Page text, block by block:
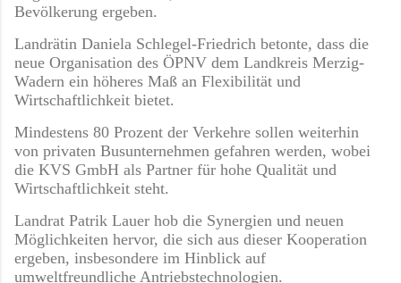
Bevölkerung ergeben.
Landrätin Daniela Schlegel-Friedrich betonte, dass die
neue Organisation des ÖPNV dem Landkreis Merzig-
Wadern ein höheres Maß an Flexibilität und
Wirtschaftlichkeit bietet.
Mindestens 80 Prozent der Verkehre sollen weiterhin
von privaten Busunternehmen gefahren werden, wobei
die KVS GmbH als Partner für hohe Qualität und
Wirtschaftlichkeit steht.
Landrat Patrik Lauer hob die Synergien und neuen
Möglichkeiten hervor, die sich aus dieser Kooperation
ergeben, insbesondere im Hinblick auf
umweltfreundliche Antriebstechnologien.